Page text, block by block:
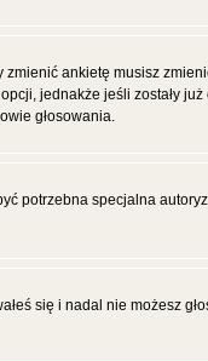
ankietę musisz
jednakże jeśli zostały
głosowania.
potrzebna specjalna
się i nadal nie możesz